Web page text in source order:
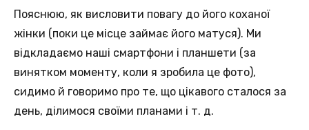
Пояснюю, як висловити повагу до його коханої
жінки (поки це місце займає його матуся). Ми
відкладаємо наші смартфони і планшети (за
винятком моменту, коли я зробила це фото),
сидимо й говоримо про те, що цікавого сталося за
день, ділимося своїми планами і т. д.